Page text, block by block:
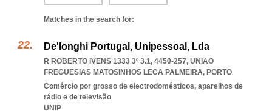
Matches in the search for:
De'longhi Portugal, Unipessoal, Lda
R ROBERTO IVENS 1333 3º 3.1, 4450-257, UNIAO
FREGUESIAS MATOSINHOS LECA PALMEIRA, PORTO
Comércio por grosso de electrodomésticos, aparelhos de
rádio e de televisão
UNIP